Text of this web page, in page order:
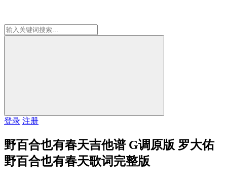
登录 注册
野百合也有春天吉他谱 G调原版 罗大佑
野百合也有春天歌词完整版